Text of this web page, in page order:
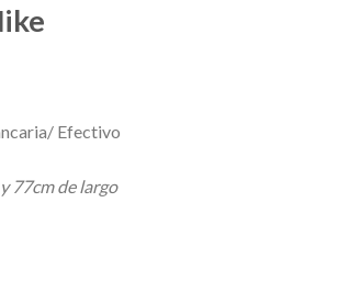
Efectivo
77cm de largo